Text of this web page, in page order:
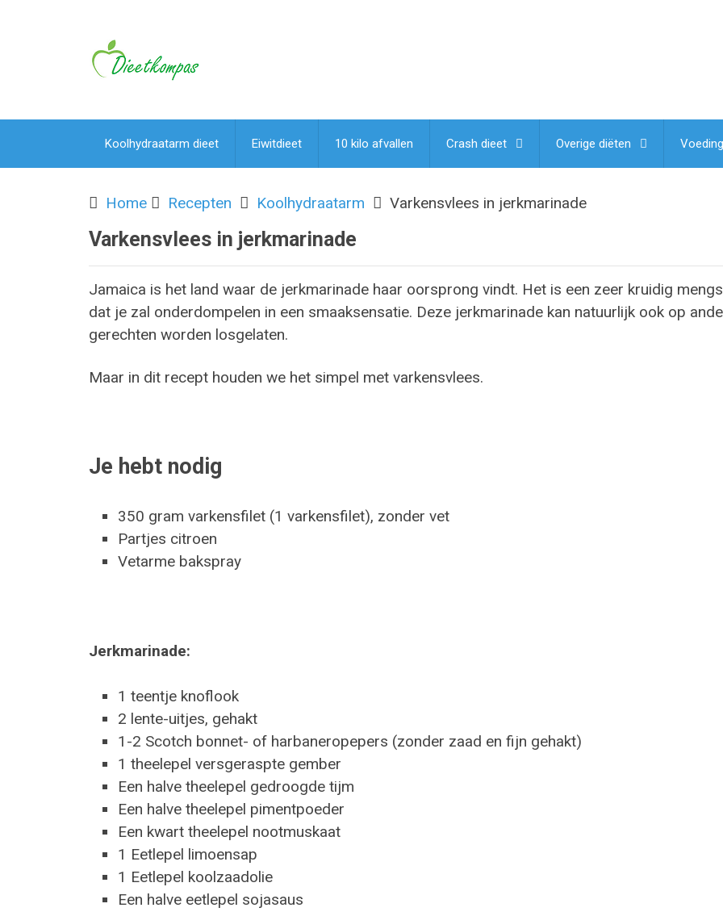
Koolhydraatarm dieet Eiwitdieet 10 kilo afvallen Crash dieet Overige diëten Voeding
Home Recepten Koolhydraatarm Varkensvlees in jerkmarinade
Varkensvlees in jerkmarinade
Jamaica is het land waar de jerkmarinade haar oorsprong vindt. Het is een zeer kruidig
dat je zal onderdompelen in een smaaksensatie. Deze jerkmarinade kan natuurlijk ook op
gerechten worden losgelaten.
Maar in dit recept houden we het simpel met varkensvlees.
Je hebt nodig
350 gram varkensfilet (1 varkensfilet), zonder vet
Partjes citroen
Vetarme bakspray
Jerkmarinade:
1 teentje knoflook
2 lente-uitjes, gehakt
1-2 Scotch bonnet- of harbaneropepers (zonder zaad en fijn gehakt)
1 theelepel versgeraspte gember
Een halve theelepel gedroogde tijm
Een halve theelepel pimentpoeder
Een kwart theelepel nootmuskaat
1 Eetlepel limoensap
1 Eetlepel koolzaadolie
Een halve eetlepel sojasaus